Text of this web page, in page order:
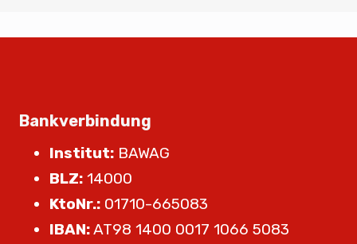
Bankverbindung
Institut: BAWAG
BLZ: 14000
KtoNr.: 01710-665083
IBAN:AT98 1400 0017 1066 5083